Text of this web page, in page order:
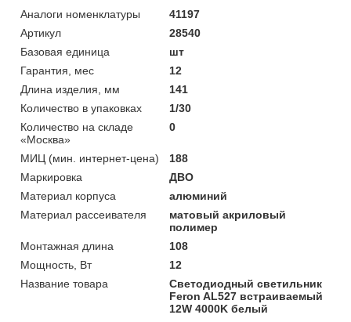
Аналоги номенклатуры
41197
Артикул
28540
Базовая единица
шт
Гарантия, мес
12
Длина изделия, мм
141
Количество в упаковках
1/30
Количество на складе
«Москва»
0
МИЦ (мин. интернет-цена)
188
Маркировка
ДВО
Материал корпуса
алюминий
Материал рассеивателя
матовый акриловый
полимер
Монтажная длина
108
Мощность, Вт
12
Название товара
Светодиодный светильник
Feron AL527 встраиваемый
12W 4000K белый